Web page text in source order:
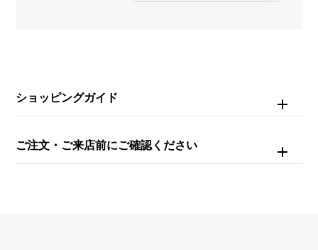
ショッピングガイド
ご注文・ご来店前にご確認ください